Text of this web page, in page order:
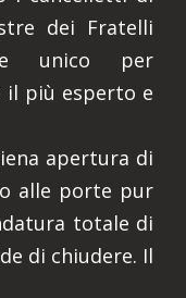
dei Fratelli
unico per
il più esperto e
apertura di
alle porte pur
totale di
di chiudere. Il